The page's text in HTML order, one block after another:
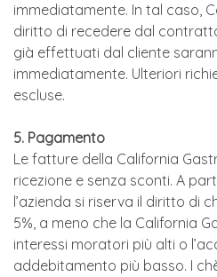
immediatamente. In tal caso,
diritto di recedere dal
già effettuati dal cliente
immediatamente. Ulteriori
escluse.
5. Pagamento
Le fatture della California
ricezione e senza sconti. A
l’azienda si riserva il diritto di
5%, a meno che la California
interessi moratori più alti o
addebitamento più basso. I